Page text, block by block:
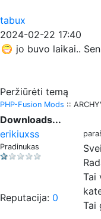
tabux
2024-02-22 17:40
jo buvo laikai..
Peržiūrėti temą
PHP-Fusion Mods ::
Downloads...
erikiuxss
Pradinukas
Reputacija: 0
Tai
Tai